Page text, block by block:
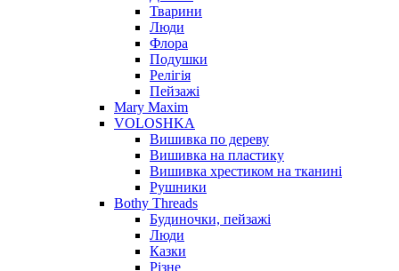
Тварини
Люди
Флора
Подушки
Релігія
Пейзажі
Mary Maxim
VOLOSHKA
Вишивка по дереву
Вишивка на пластику
Вишивка хрестиком на тканині
Рушники
Bothy Threads
Будиночки, пейзажі
Люди
Казки
Різне